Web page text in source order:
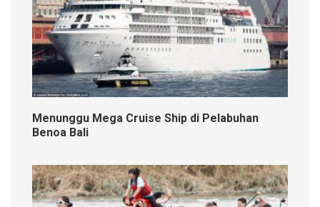
Menunggu Mega Cruise Ship di Pelabuhan
Benoa Bali